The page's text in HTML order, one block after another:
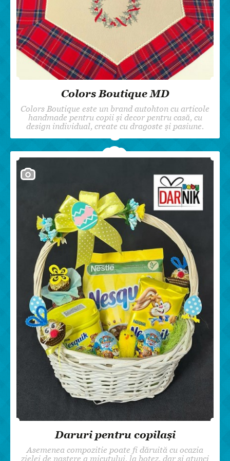
Colors Boutique MD
Colors Boutique este un brand autohton cu articole
handmade pentru copii și decor pentru casă, cu
design individual, create cu dragoste și pasiune.
Daruri pentru copilași
Asemenea compozitie poate fi dăruită cu ocazia
zielei de naștere a micuțului, la botez, dar și atunci